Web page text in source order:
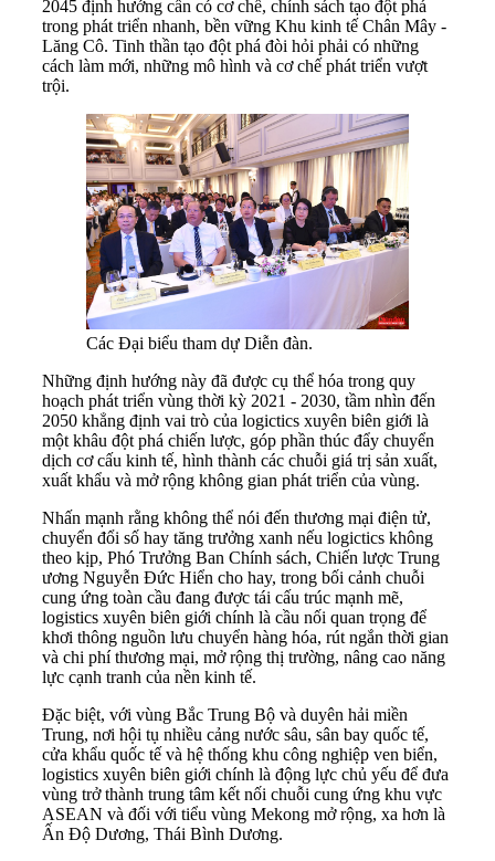
2045 định hướng cần có cơ chế, chính sách tạo đột phá
trong phát triển nhanh, bền vững Khu kinh tế Chân Mây -
Lăng Cô. Tinh thần tạo đột phá đòi hỏi phải có những
cách làm mới, những mô hình và cơ chế phát triển vượt
trội.
Các Đại biểu tham dự Diễn đàn.
Những định hướng này đã được cụ thể hóa trong quy
hoạch phát triển vùng thời kỳ 2021 - 2030, tầm nhìn đến
2050 khẳng định vai trò của logictics xuyên biên giới là
một khâu đột phá chiến lược, góp phần thúc đẩy chuyển
dịch cơ cấu kinh tế, hình thành các chuỗi giá trị sản xuất,
xuất khẩu và mở rộng không gian phát triển của vùng.
Nhấn mạnh rằng không thể nói đến thương mại điện tử,
chuyển đổi số hay tăng trưởng xanh nếu logictics không
theo kịp, Phó Trưởng Ban Chính sách, Chiến lược Trung
ương Nguyễn Đức Hiển cho hay, trong bối cảnh chuỗi
cung ứng toàn cầu đang được tái cấu trúc mạnh mẽ,
logistics xuyên biên giới chính là cầu nối quan trọng để
khơi thông nguồn lưu chuyển hàng hóa, rút ngắn thời gian
và chi phí thương mại, mở rộng thị trường, nâng cao năng
lực cạnh tranh của nền kinh tế.
Đặc biệt, với vùng Bắc Trung Bộ và duyên hải miền
Trung, nơi hội tụ nhiều cảng nước sâu, sân bay quốc tế,
cửa khẩu quốc tế và hệ thống khu công nghiệp ven biển,
logistics xuyên biên giới chính là động lực chủ yếu để đưa
vùng trở thành trung tâm kết nối chuỗi cung ứng khu vực
ASEAN và đối với tiểu vùng Mekong mở rộng, xa hơn là
Ấn Độ Dương, Thái Bình Dương.